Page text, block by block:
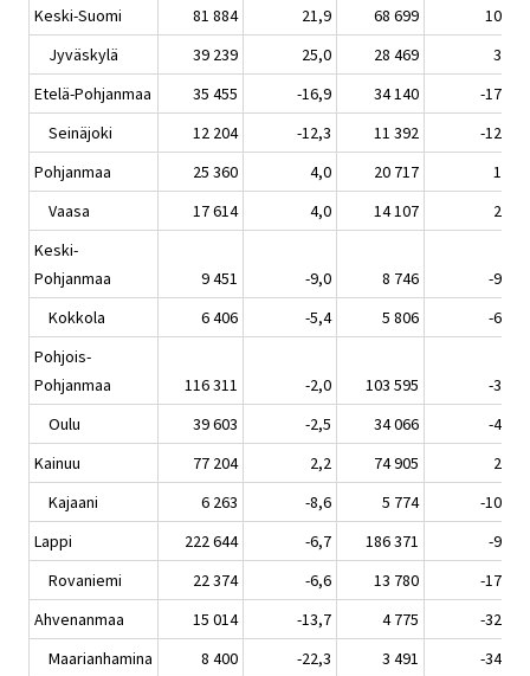
Keski-Suomi 81 884 21,9 68 699
10,6
Jyväskylä
39 239 25,0 28 469
3,8
Etelä-Pohjanmaa
35 455 -16,9 34 140
-17,7
Seinäjoki
12 204 -12,3 11 392
-12,7
Pohjanmaa
25 360 4,0 20 717
1,7
Vaasa
17 614 4,0 14 107
2,9
Keski-
Pohjanmaa
9 451 -9,0 8 746
-9,6
Kokkola
6 406 -5,4 5 806
-6,4
Pohjois-
Pohjanmaa
116 311 -2,0 103 595
-3,1
Oulu
39 603 -2,5 34 066
-4,4
Kainuu
77 204 2,2 74 905
2,0
Kajaani
6 263 -8,6 5 774
-10,6
Lappi
222 644 -6,7 186 371
-9,8
Rovaniemi
22 374 -6,6 13 780
-17,1
Ahvenanmaa
15 014 -13,7 4 775
-32,2
Maarianhamina
8 400 -22,3 3 491 -34,9